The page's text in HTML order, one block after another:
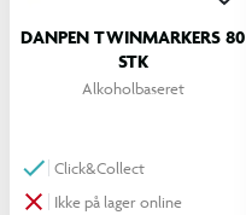
DANPEN TWINMARKERS 80
STK
Alkoholbaseret
Click&Collect
Ikke på lager online